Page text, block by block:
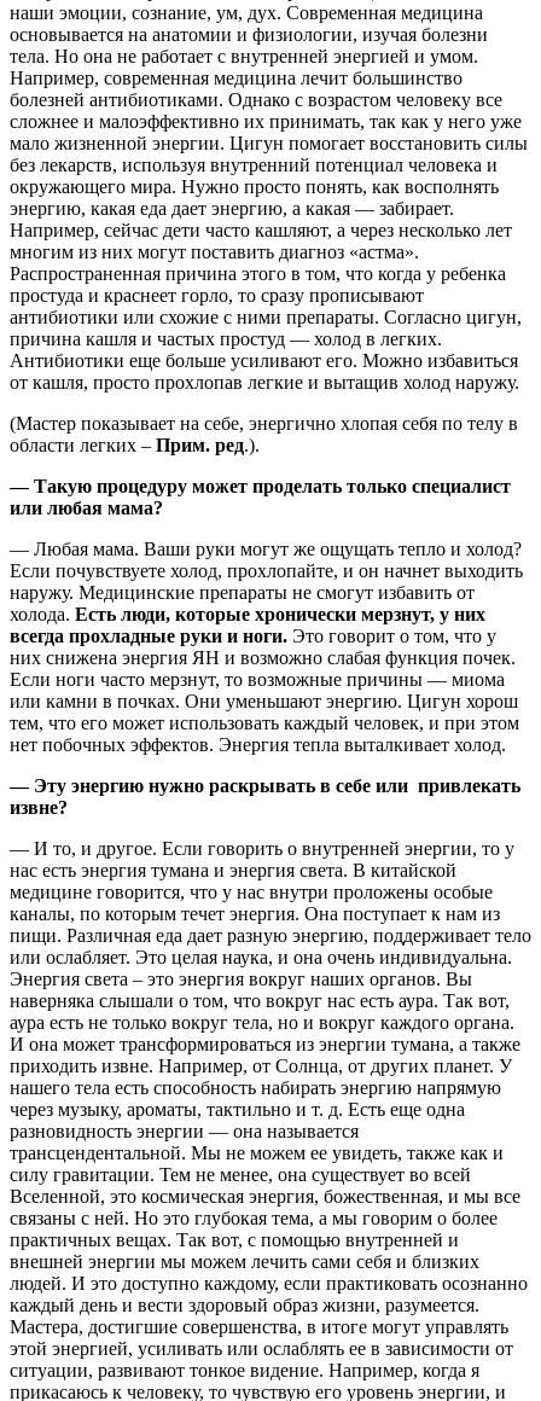
наши эмоции, сознание, ум, дух. Современная медицина
основывается на анатомии и физиологии, изучая болезни
тела. Но она не работает с внутренней энергией и умом.
Например, современная медицина лечит большинство
болезней антибиотиками. Однако с возрастом человеку все
сложнее и малоэффективно их принимать, так как у него уже
мало жизненной энергии. Цигун помогает восстановить силы
без лекарств, используя внутренний потенциал человека и
окружающего мира. Нужно просто понять, как восполнять
энергию, какая еда дает энергию, а какая — забирает.
Например, сейчас дети часто кашляют, а через несколько лет
многим из них могут поставить диагноз «астма».
Распространенная причина этого в том, что когда у ребенка
простуда и краснеет горло, то сразу прописывают
антибиотики или схожие с ними препараты. Согласно цигун,
причина кашля и частых простуд — холод в легких.
Антибиотики еще больше усиливают его. Можно избавиться
от кашля, просто прохлопав легкие и вытащив холод наружу.
(Мастер показывает на себе, энергично хлопая себя по телу в
области легких – Прим. ред.).
— Такую процедуру может проделать только специалист
или любая мама?
— Любая мама. Ваши руки могут же ощущать тепло и холод?
Если почувствуете холод, прохлопайте, и он начнет выходить
наружу. Медицинские препараты не смогут избавить от
холода. Есть люди, которые хронически мерзнут, у них
всегда прохладные руки и ноги. Это говорит о том, что у
них снижена энергия ЯН и возможно слабая функция почек.
Если ноги часто мерзнут, то возможные причины — миома
или камни в почках. Они уменьшают энергию. Цигун хорош
тем, что его может использовать каждый человек, и при этом
нет побочных эффектов. Энергия тепла выталкивает холод.
— Эту энергию нужно раскрывать в себе или привлекать
извне?
— И то, и другое. Если говорить о внутренней энергии, то у
нас есть энергия тумана и энергия света. В китайской
медицине говорится, что у нас внутри проложены особые
каналы, по которым течет энергия. Она поступает к нам из
пищи. Различная еда дает разную энергию, поддерживает тело
или ослабляет. Это целая наука, и она очень индивидуальна.
Энергия света – это энергия вокруг наших органов. Вы
наверняка слышали о том, что вокруг нас есть аура. Так вот,
аура есть не только вокруг тела, но и вокруг каждого органа.
И она может трансформироваться из энергии тумана, а также
приходить извне. Например, от Солнца, от других планет. У
нашего тела есть способность набирать энергию напрямую
через музыку, ароматы, тактильно и т. д. Есть еще одна
разновидность энергии — она называется
трансцендентальной. Мы не можем ее увидеть, также как и
силу гравитации. Тем не менее, она существует во всей
Вселенной, это космическая энергия, божественная, и мы все
связаны с ней. Но это глубокая тема, а мы говорим о более
практичных вещах. Так вот, с помощью внутренней и
внешней энергии мы можем лечить сами себя и близких
людей. И это доступно каждому, если практиковать осознанно
каждый день и вести здоровый образ жизни, разумеется.
Мастера, достигшие совершенства, в итоге могут управлять
этой энергией, усиливать или ослаблять ее в зависимости от
ситуации, развивают тонкое видение. Например, когда я
прикасаюсь к человеку, то чувствую его уровень энергии, и